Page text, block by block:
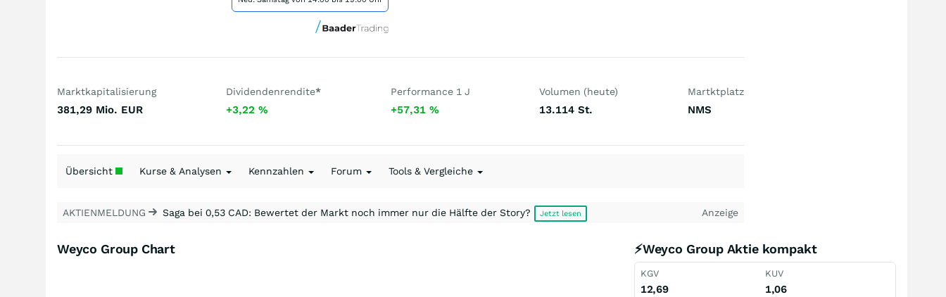
Marktkapitalisierung
381,29 Mio. EUR
Dividendenrendite*
+3,22 %
Performance 1 J
+57,31 %
Volumen (heute)
13.114 St.
Martktplatz
NMS
Übersicht Kurse & Analysen Kennzahlen Forum Tools & Vergleiche
AKTIENMELDUNG Saga bei 0,53 CAD: Bewertet der Markt noch immer nur die Hälfte der Story? Jetzt lesen Anzeige
Weyco Group Chart ⚡Weyco Group Aktie kompakt
KGV
12,69
KUV
1,06